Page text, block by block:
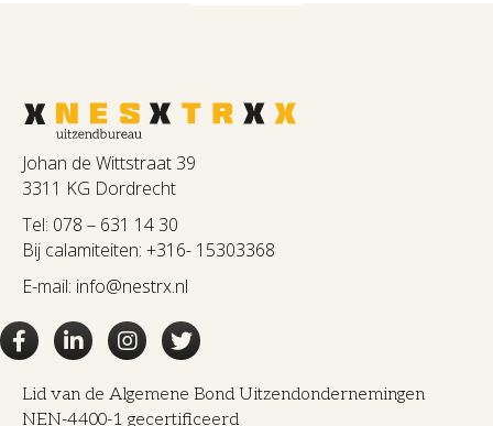
Johan de Wittstraat 39
3311 KG Dordrecht
Tel: 078 – 631 14 30
Bij calamiteiten: +316- 15303368
E-mail: info@nestrx.nl
Lid van de Algemene Bond Uitzendondernemingen
NEN-4400-1 gecertificeerd